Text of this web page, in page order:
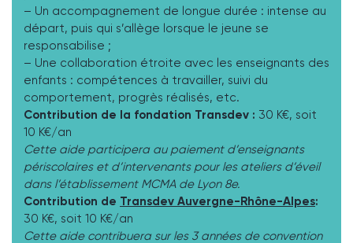
– Un accompagnement de longue durée : intense au
départ, puis qui s’allège lorsque le jeune se
responsabilise ;
– Une collaboration étroite avec les enseignants des
enfants : compétences à travailler, suivi du
comportement, progrès réalisés, etc.
Contribution de la fondation Transdev : 30 K€, soit
10 K€/an
Cette aide participera au paiement d’enseignants
périscolaires et d’intervenants pour les ateliers d’éveil
dans l’établissement MCMA de Lyon 8e.
Contribution de Transdev Auvergne-Rhône-Alpes:
30 K€, soit 10 K€/an
Cette aide contribuera sur les 3 années de convention